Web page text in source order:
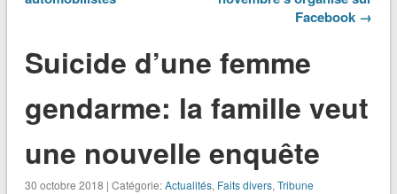
Facebook →
Suicide d’une femme
gendarme: la famille veut
une nouvelle enquête
30 octobre 2018 | Catégorie:Actualités, Faits divers, Tribune